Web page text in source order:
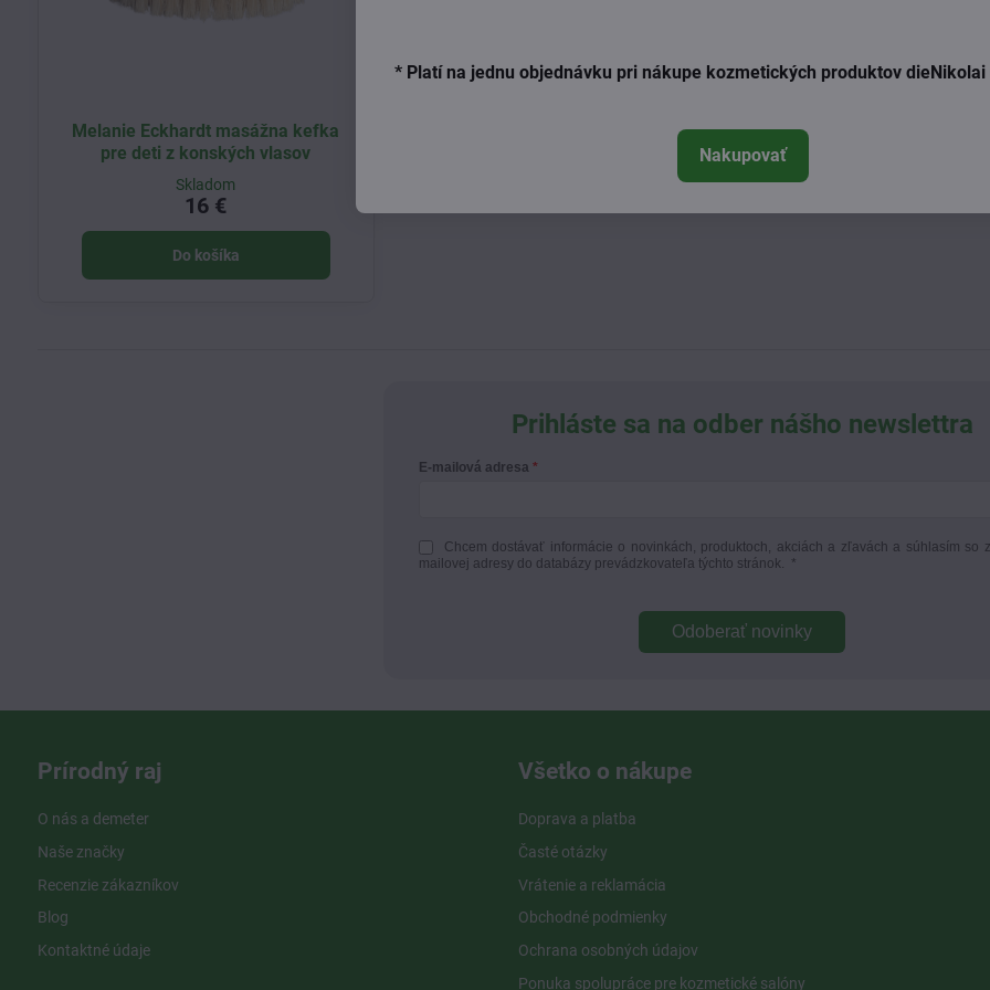
Melanie Eckhardt masážna kefka
pre deti z konských vlasov
Skladom
16 €
Do košíka
Prihláste sa na odber nášho newslettra
E-mailová adresa
Chcem dostávať informácie o novinkách, produktoch, akciách a zľavách a súhlasím so
mailovej adresy do databázy prevádzkovateľa týchto stránok.
*
Odoberať novinky
Prírodný raj
O nás a demeter
Naše značky
Recenzie zákazníkov
Blog
Kontaktné údaje
Všetko o nákupe
Doprava a platba
Časté otázky
Vrátenie a reklamácia
Obchodné podmienky
Ochrana osobných údajov
Ponuka spolupráce pre kozmetické salóny
* Platí na jednu objednávku pri nákupe kozmetických produktov dieNikolai
Nakupovať